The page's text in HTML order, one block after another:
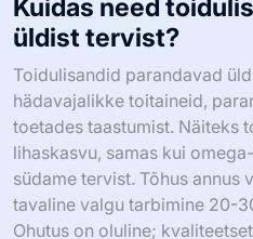
Kuidas need
üldist tervist?
Toidulisandid parandavad
hädavajalikke toitaineid,
toetades taastumist. Näiteks
lihaskasvu, samas kui
südame tervist. Tõhus annus
tavaline valgu tarbimine 20-
Ohutus on oluline;